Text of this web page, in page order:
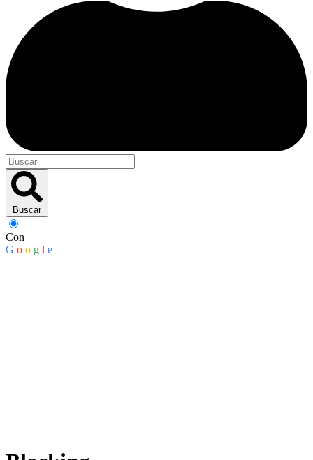
Buscar
Con
G o o g l e